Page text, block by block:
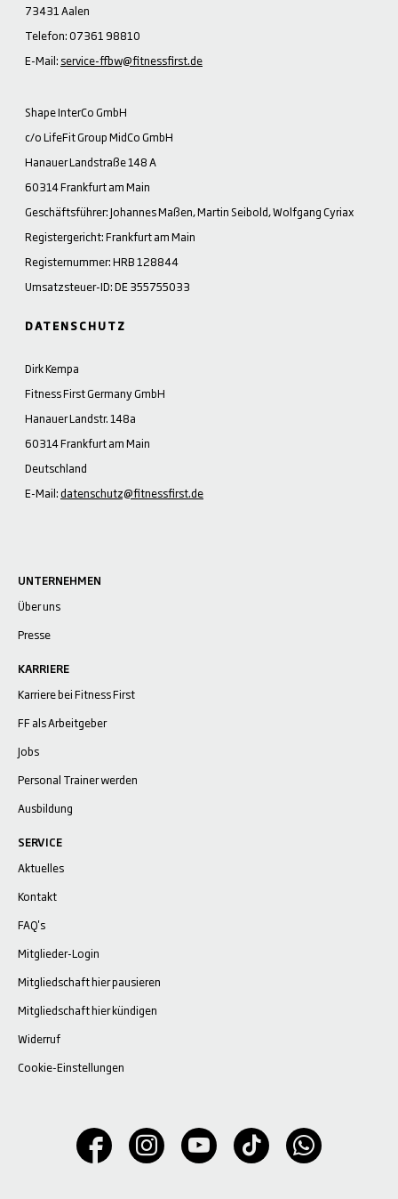
73431 Aalen
Telefon: 07361 98810
E-Mail: service-ffbw@fitnessfirst.de
Shape InterCo GmbH
c/o LifeFit Group MidCo GmbH
Hanauer Landstraße 148 A
60314 Frankfurt am Main
Geschäftsführer: Johannes Maßen, Martin Seibold, Wolfgang Cyriax
Registergericht: Frankfurt am Main
Registernummer: HRB 128844
Umsatzsteuer-ID: DE 355755033
DATENSCHUTZ
Dirk Kempa
Fitness First Germany GmbH
Hanauer Landstr. 148a
60314 Frankfurt am Main
Deutschland
E-Mail:datenschutz@fitnessfirst.de
UNTERNEHMEN
Über uns
Presse
KARRIERE
Karriere bei Fitness First
FF als Arbeitgeber
Jobs
Personal Trainer werden
Ausbildung
SERVICE
Aktuelles
Kontakt
FAQ's
Mitglieder-Login
Mitgliedschaft hier pausieren
Mitgliedschaft hier kündigen
Widerruf
Cookie-Einstellungen